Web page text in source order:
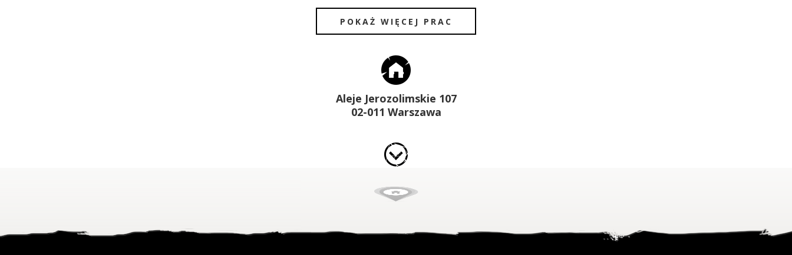
POKAŻ WIĘCEJ PRAC
Aleje Jerozolimskie 107
02-011 Warszawa